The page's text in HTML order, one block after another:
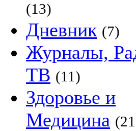
(13)
Дневник (7)
Журналы,
ТВ (11)
Здоровье и
Медицина